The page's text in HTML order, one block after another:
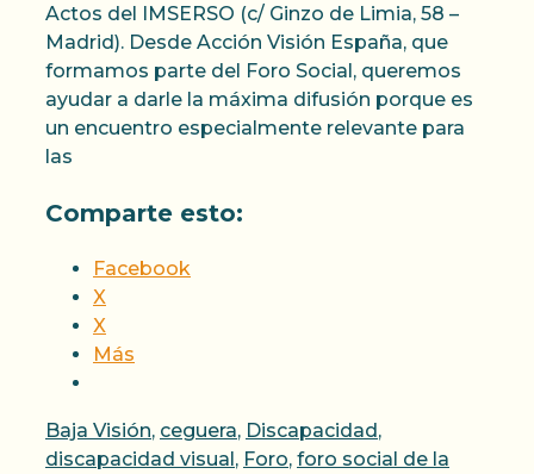
Actos del IMSERSO (c/ Ginzo de Limia, 58 –
Madrid). Desde Acción Visión España, que
formamos parte del Foro Social, queremos
ayudar a darle la máxima difusión porque es
un encuentro especialmente relevante para
las
Comparte esto:
Facebook
X
X
Más
Categorías
Baja Visión, ceguera, Discapacidad,
discapacidad visual, Foro, foro social de la